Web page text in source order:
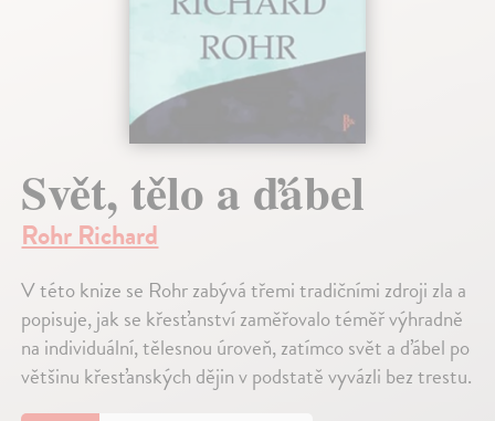
Svět, tělo a ďábel
Rohr Richard
V této knize se Rohr zabývá třemi tradičními zdroji zla a
popisuje, jak se křesťanství zaměřovalo téměř výhradně
na individuální, tělesnou úroveň, zatímco svět a ďábel po
většinu křesťanských dějin v podstatě vyvázli bez trestu.